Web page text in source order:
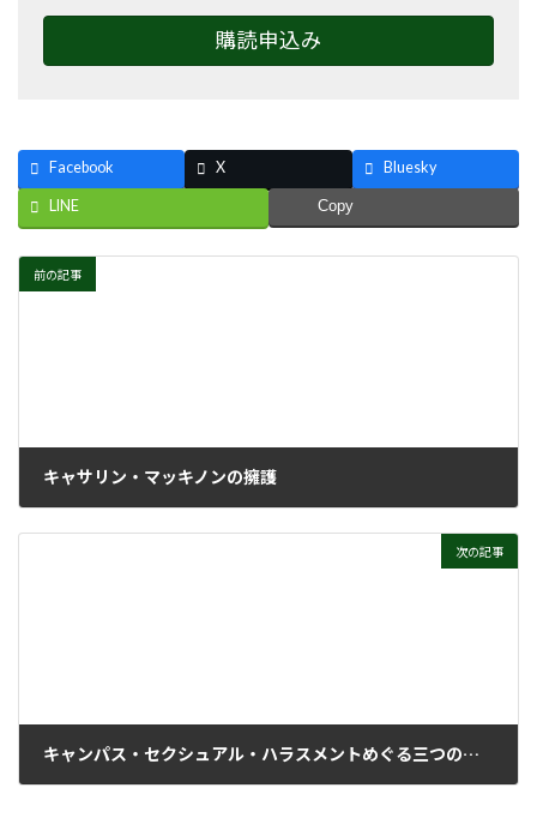
購読申込み
Facebook X Bluesky
LINE Copy
前の記事
キャサリン・マッキノンの擁護
次の記事
キャンパス・セクシュアル・ハラスメントめぐる三つの判決